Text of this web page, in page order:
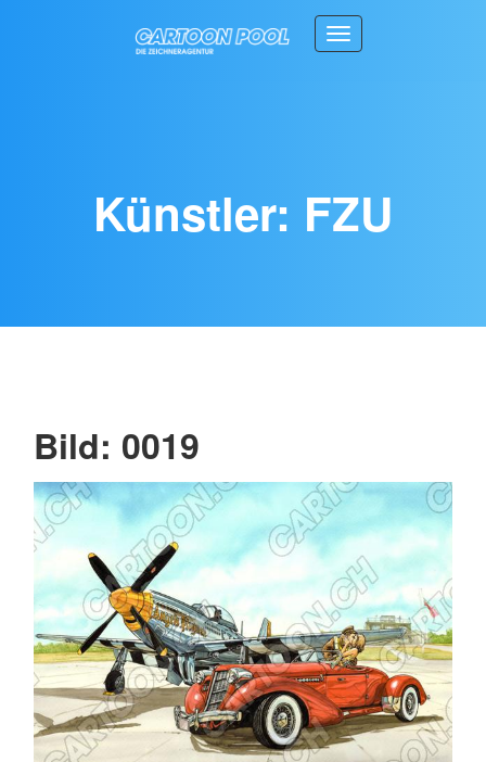
Toggle navigation
Künstler: FZU
Bild: 0019